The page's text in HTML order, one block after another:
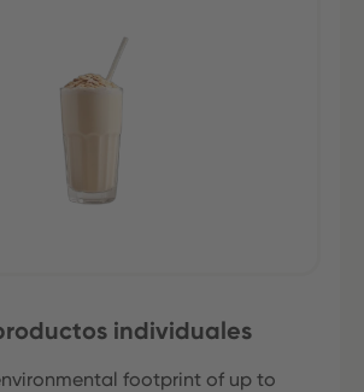
individuales
footprint of up to